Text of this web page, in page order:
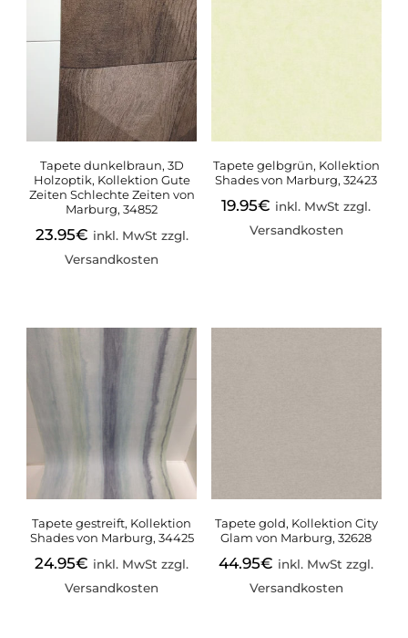
Tapete dunkelbraun, 3D
Holzoptik, Kollektion Gute
Zeiten Schlechte Zeiten von
Marburg, 34852
23.95€ inkl. MwSt zzgl.
Versandkosten
Tapete gelbgrün, Kollektion
Shades von Marburg, 32423
19.95€ inkl. MwSt zzgl.
Versandkosten
Tapete gestreift, Kollektion
Shades von Marburg, 34425
24.95€ inkl. MwSt zzgl.
Versandkosten
Tapete gold, Kollektion City
Glam von Marburg, 32628
44.95€ inkl. MwSt zzgl.
Versandkosten